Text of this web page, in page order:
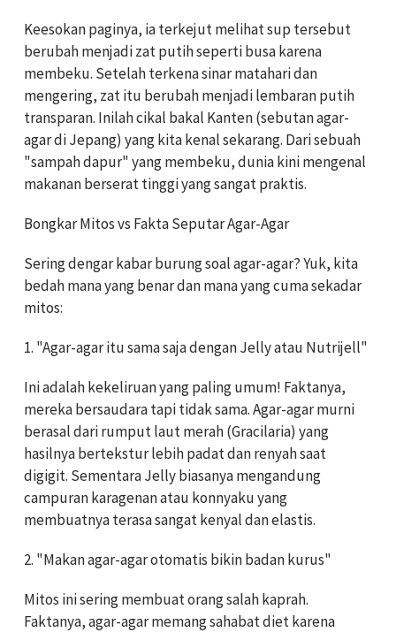
Keesokan paginya, ia terkejut melihat sup tersebut
berubah menjadi zat putih seperti busa karena
membeku. Setelah terkena sinar matahari dan
mengering, zat itu berubah menjadi lembaran putih
transparan. Inilah cikal bakal Kanten (sebutan agar-
agar di Jepang) yang kita kenal sekarang. Dari sebuah
"sampah dapur" yang membeku, dunia kini mengenal
makanan berserat tinggi yang sangat praktis.
Bongkar Mitos vs Fakta Seputar Agar-Agar
Sering dengar kabar burung soal agar-agar? Yuk, kita
bedah mana yang benar dan mana yang cuma sekadar
mitos:
1. "Agar-agar itu sama saja dengan Jelly atau Nutrijell"
Ini adalah kekeliruan yang paling umum! Faktanya,
mereka bersaudara tapi tidak sama. Agar-agar murni
berasal dari rumput laut merah (Gracilaria) yang
hasilnya bertekstur lebih padat dan renyah saat
digigit. Sementara Jelly biasanya mengandung
campuran karagenan atau konnyaku yang
membuatnya terasa sangat kenyal dan elastis.
2. "Makan agar-agar otomatis bikin badan kurus"
Mitos ini sering membuat orang salah kaprah.
Faktanya, agar-agar memang sahabat diet karena